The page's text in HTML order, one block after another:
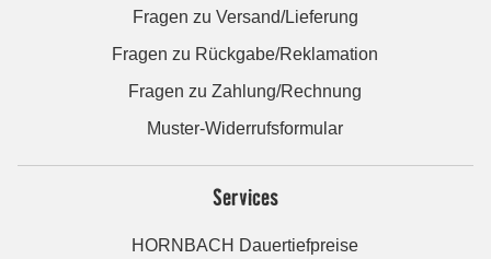
Fragen zu Versand/Lieferung
Fragen zu Rückgabe/Reklamation
Fragen zu Zahlung/Rechnung
Muster-Widerrufsformular
Services
HORNBACH Dauertiefpreise